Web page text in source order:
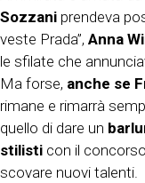
Sozzani prendeva
veste Prada”, Anna
le sfilate che
Ma forse, anche se
rimane e rimarrà
quello di dare un
stilisti con il
scovare nuovi talenti.